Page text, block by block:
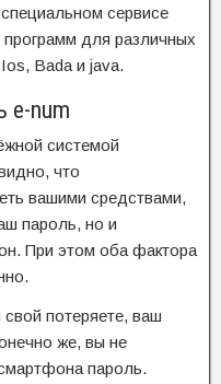
сервисе
для различных
Bada и java.
e-num
системой
что
вашими средствами,
пароль, но и
При этом оба фактора
потеряете, ваш
же, вы не
пароль.